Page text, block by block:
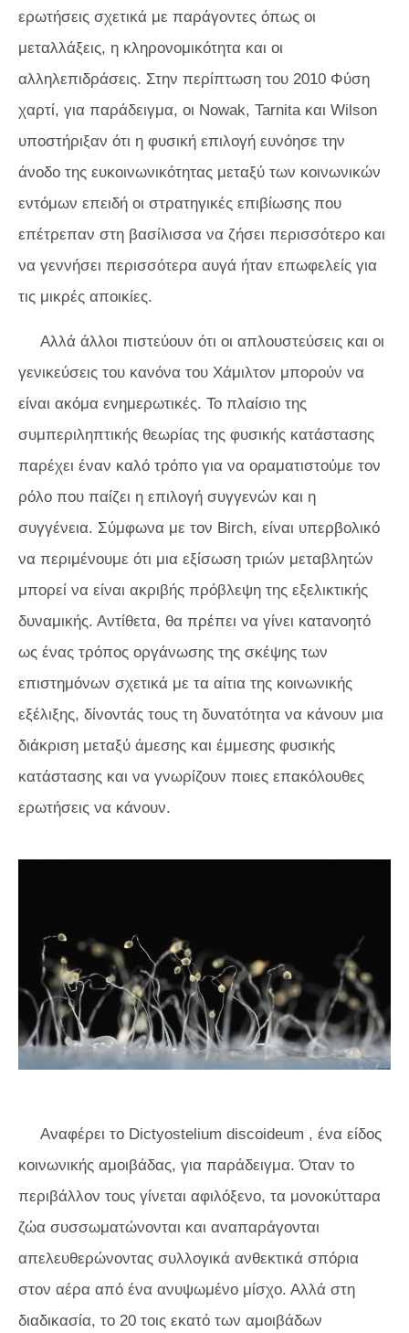
ερωτήσεις σχετικά με παράγοντες όπως οι
μεταλλάξεις, η κληρονομικότητα και οι
αλληλεπιδράσεις. Στην περίπτωση του 2010 Φύση
χαρτί, για παράδειγμα, οι Nowak, Tarnita και Wilson
υποστήριξαν ότι η φυσική επιλογή ευνόησε την
άνοδο της ευκοινωνικότητας μεταξύ των κοινωνικών
εντόμων επειδή οι στρατηγικές επιβίωσης που
επέτρεπαν στη βασίλισσα να ζήσει περισσότερο και
να γεννήσει περισσότερα αυγά ήταν επωφελείς για
τις μικρές αποικίες.
Αλλά άλλοι πιστεύουν ότι οι απλουστεύσεις και οι
γενικεύσεις του κανόνα του Χάμιλτον μπορούν να
είναι ακόμα ενημερωτικές. Το πλαίσιο της
συμπεριληπτικής θεωρίας της φυσικής κατάστασης
παρέχει έναν καλό τρόπο για να οραματιστούμε τον
ρόλο που παίζει η επιλογή συγγενών και η
συγγένεια. Σύμφωνα με τον Birch, είναι υπερβολικό
να περιμένουμε ότι μια εξίσωση τριών μεταβλητών
μπορεί να είναι ακριβής πρόβλεψη της εξελικτικής
δυναμικής. Αντίθετα, θα πρέπει να γίνει κατανοητό
ως ένας τρόπος οργάνωσης της σκέψης των
επιστημόνων σχετικά με τα αίτια της κοινωνικής
εξέλιξης, δίνοντάς τους τη δυνατότητα να κάνουν μια
διάκριση μεταξύ άμεσης και έμμεσης φυσικής
κατάστασης και να γνωρίζουν ποιες επακόλουθες
ερωτήσεις να κάνουν.
Αναφέρει το Dictyostelium discoideum , ένα είδος
κοινωνικής αμοιβάδας, για παράδειγμα. Όταν το
περιβάλλον τους γίνεται αφιλόξενο, τα μονοκύτταρα
ζώα συσσωματώνονται και αναπαράγονται
απελευθερώνοντας συλλογικά ανθεκτικά σπόρια
στον αέρα από ένα ανυψωμένο μίσχο. Αλλά στη
διαδικασία, το 20 τοις εκατό των αμοιβάδων